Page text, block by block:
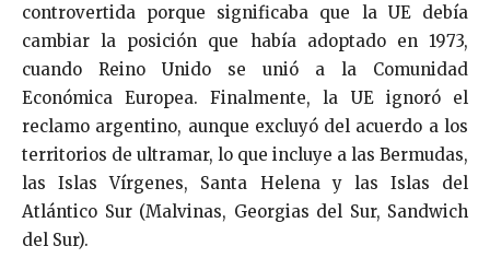
controvertida porque significaba que la UE debía
cambiar la posición que había adoptado en 1973,
cuando Reino Unido se unió a la Comunidad
Económica Europea. Finalmente, la UE ignoró el
reclamo argentino, aunque excluyó del acuerdo a los
territorios de ultramar, lo que incluye a las Bermudas,
las Islas Vírgenes, Santa Helena y las Islas del
Atlántico Sur (Malvinas, Georgias del Sur, Sandwich
del Sur).